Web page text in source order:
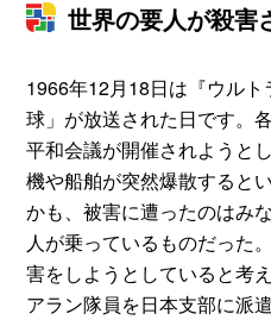
世界の要人が殺害
1966年12月18日は『ウル
球」が放送された日です。
平和会議が開催されようと
機や船舶が突然爆散すると
かも、被害に遭ったのはみ
人が乗っているものだった
害をしようとしていると考
アラン隊員を日本支部に派